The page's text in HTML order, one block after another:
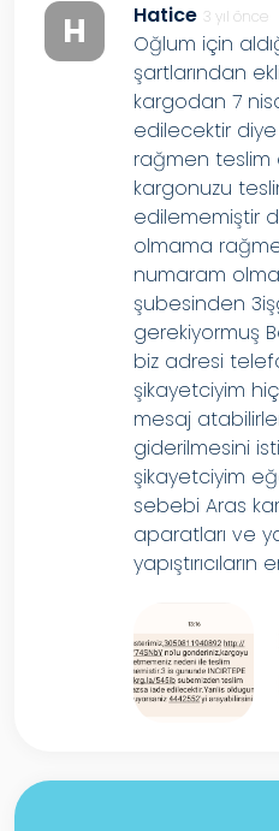
H Hatice 3 yıl önce
Oğlum için
şartlarından
kargodan 7
edilecektir
rağmen teslim
kargonuzu
edilememiştir
olmama
numaram
şubesinden
gerekiyormuş
biz adresi
şikayetciyim
mesaj
giderilmesini
şikayetciyim
sebebi Aras
aparatları ve